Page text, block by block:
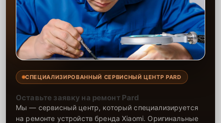
СПЕЦИАЛИЗИРОВАННЫЙ СЕРВИСНЫЙ ЦЕНТР PARD
Оставьте заявку на ремонт Pard
Мы — сервисный центр, который специализируется
на ремонте устройств бренда Xiaomi. Оригинальные